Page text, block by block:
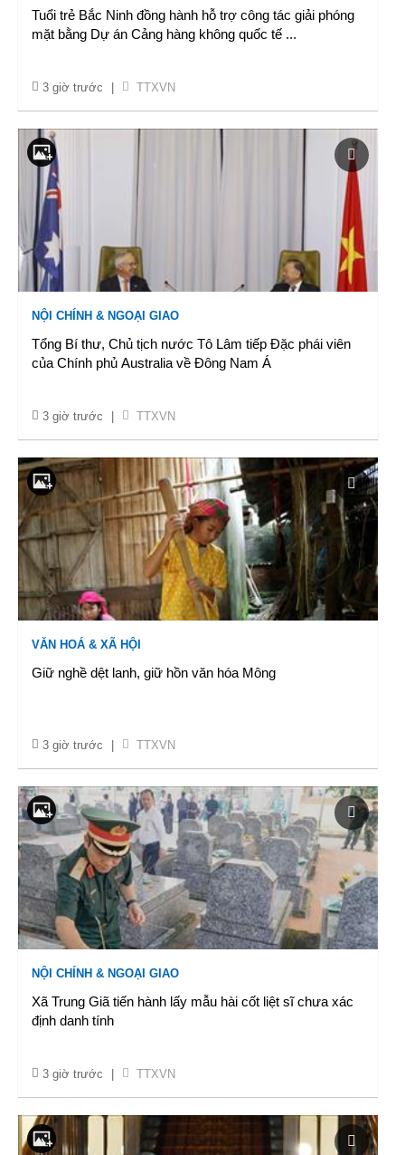
Tuổi trẻ Bắc Ninh đồng hành hỗ trợ công tác giải phóng
mặt bằng Dự án Cảng hàng không quốc tế ...
3 giờ trước TTXVN
NỘI CHÍNH & NGOẠI GIAO
Tổng Bí thư, Chủ tịch nước Tô Lâm tiếp Đặc phái viên
của Chính phủ Australia về Đông Nam Á
3 giờ trước TTXVN
VĂN HOÁ & XÃ HỘI
Giữ nghề dệt lanh, giữ hồn văn hóa Mông
3 giờ trước TTXVN
NỘI CHÍNH & NGOẠI GIAO
Xã Trung Giã tiến hành lấy mẫu hài cốt liệt sĩ chưa xác
định danh tính
3 giờ trước TTXVN